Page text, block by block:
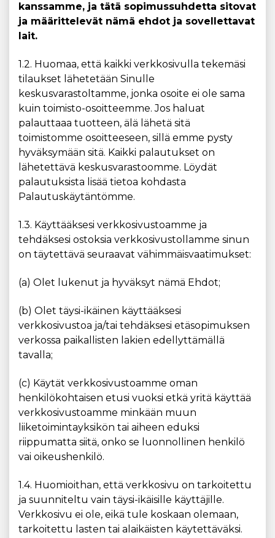
kanssamme, ja tätä sopimussuhdetta sitovat
ja määrittelevät nämä ehdot ja sovellettavat
lait.
1.2. Huomaa, että kaikki verkkosivulla tekemäsi
tilaukset lähetetään Sinulle
keskusvarastoltamme, jonka osoite ei ole sama
kuin toimisto-osoitteemme. Jos haluat
palauttaaa tuotteen, älä lähetä sitä
toimistomme osoitteeseen, sillä emme pysty
hyväksymään sitä. Kaikki palautukset on
lähetettävä keskusvarastoomme. Löydät
palautuksista lisää tietoa kohdasta
Palautuskäytäntömme.
1.3. Käyttääksesi verkkosivustoamme ja
tehdäksesi ostoksia verkkosivustollamme sinun
on täytettävä seuraavat vähimmäisvaatimukset:
(a) Olet lukenut ja hyväksyt nämä Ehdot;
(b) Olet täysi-ikäinen käyttääksesi
verkkosivustoa ja/tai tehdäksesi etäsopimuksen
verkossa paikallisten lakien edellyttämällä
tavalla;
(c) Käytät verkkosivustoamme oman
henkilökohtaisen etusi vuoksi etkä yritä käyttää
verkkosivustoamme minkään muun
liiketoimintayksikön tai aiheen eduksi
riippumatta siitä, onko se luonnollinen henkilö
vai oikeushenkilö.
1.4. Huomioithan, että verkkosivu on tarkoitettu
ja suunniteltu vain täysi-ikäisille käyttäjille.
Verkkosivu ei ole, eikä tule koskaan olemaan,
tarkoitettu lasten tai alaikäisten käytettäväksi.